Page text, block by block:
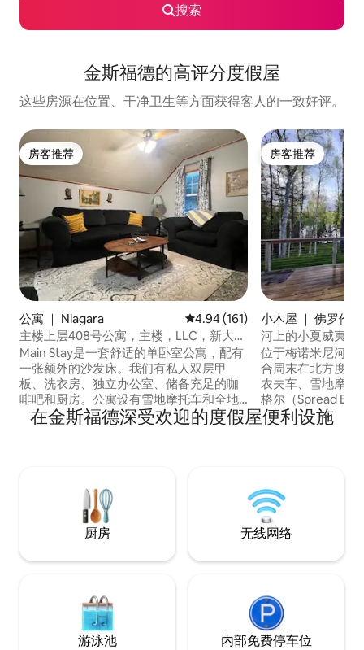
搜索
金斯福德的高评分度假屋
这些房源在位置、干净卫生等方面获得客人的一致好评。
房客推荐
房客推荐
公寓 ｜ Niagara 平均评分 4.94 分（满分 5 分），
4.94 (161)
主楼上层408号公寓，主楼，LLC，新大床
房
Main Stay是一套舒适的单卧室公寓，配有
一张额外的沙发床。我们有私人双层甲
板、洗衣房、独立办公室、储备充足的咖
啡吧和厨房。公寓设有雪地摩托车和全地
形车小径，以及拖车停车场。 米歇根州的
铁山和美丽的上半岛位于公寓以北6英里
马奎特（Marquette）不到2小时车程
房客推荐
房客推荐
小木屋 ｜ 佛罗伦萨
河上的小夏威夷
位于梅诺米尼河畔
合周末在北方度假
农夫车、雪地摩托
格尔（Spread
佛罗伦萨WI和铁山MI！ 这间小
备齐全的厨房、智
季下午遮阳。
在金斯福德深受欢迎的度假屋便利设施
厨房 无线网络
游泳池 内部免费停车位